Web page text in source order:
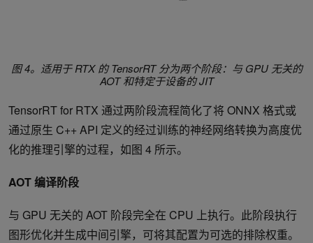
图 4。适用于 RTX 的 TensorRT 分为两个阶段：与 GPU 无关的
AOT 和特定于设备的 JIT
TensorRT for RTX 通过两阶段流程简化了将 ONNX 格式或
通过原生 C++ API 定义的经过训练的神经网络转换为高度优
化的推理引擎的过程，如图 4 所示。
AOT 编译阶段
与 GPU 无关的 AOT 阶段完全在 CPU 上执行。此阶段执行
图形优化并生成中间引擎，可将其配置为可选的排除权重。